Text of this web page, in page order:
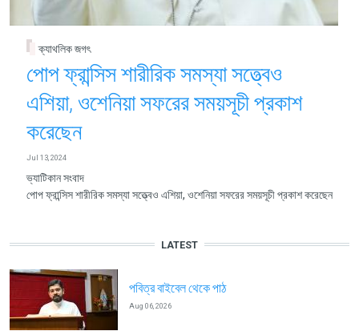
ক্যাথলিক জগৎ
পোপ ফ্রান্সিস শারীরিক সমস্যা সত্ত্বেও
এশিয়া, ওশেনিয়া সফরের সময়সূচী প্রকাশ
করেছেন
Jul 13, 2024
ভ্যাটিকান সংবাদ
পোপ ফ্রান্সিস শারীরিক সমস্যা সত্ত্বেও এশিয়া, ওশেনিয়া সফরের সময়সূচী প্রকাশ করেছেন
LATEST
পবিত্র বাইবেল থেকে পাঠ
Aug 06, 2026